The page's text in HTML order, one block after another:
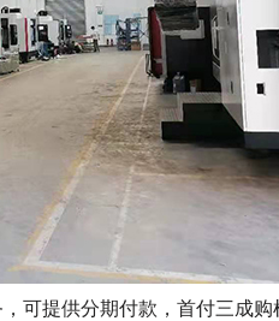
可提供分期付款，首付三成